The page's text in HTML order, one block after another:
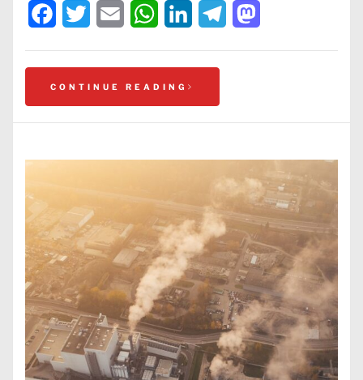
Facebook
Twitter Email WhatsAppLinkedInTelegram
CONTINUE READING